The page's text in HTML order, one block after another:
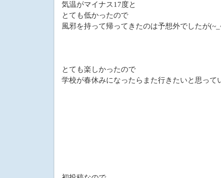
気温がマイナス17度と
とても低かったので
風邪を持って帰ってきたのは予想外でしたが
とても楽しかったので
学校が春休みになったらまた行きたいと思って